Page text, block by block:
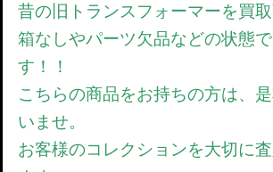
昔の旧トランスフォーマーを買取
箱なしやパーツ欠品などの状態
す！！
こちらの商品をお持ちの方は、
いませ。
お客様のコレクションを大切に